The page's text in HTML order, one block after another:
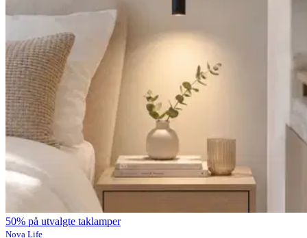
50% på utvalgte taklamper
Nova Life